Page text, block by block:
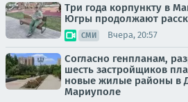
Три года корпункту в
Югры продолжают
СМИ Вчера, 20:57
Согласно генпланам,
шесть застройщиков
новые жилые районы в
Мариуполе